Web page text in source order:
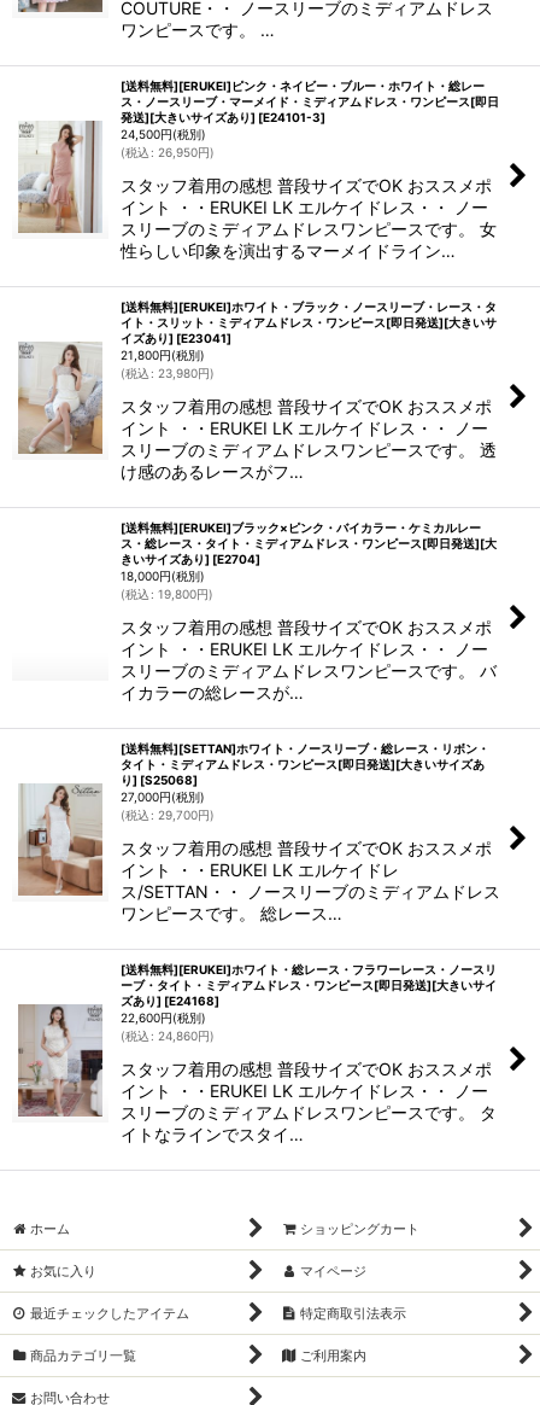
COUTURE・・ ノースリーブのミディアムドレス
ワンピースです。 …
[送料無料][ERUKEI]ピンク・ネイビー・ブルー・ホワイト・総レー
ス・ノースリーブ・マーメイド・ミディアムドレス・ワンピース[即日
発送][大きいサイズあり] [E24101-3]
24,500円(税別)
(税込 : 26,950円)
スタッフ着用の感想 普段サイズでOK おススメポ
イント ・・ERUKEI LK エルケイドレス・・ ノー
スリーブのミディアムドレスワンピースです。 女
性らしい印象を演出するマーメイドライン…
[送料無料][ERUKEI]ホワイト・ブラック・ノースリーブ・レース・タ
イト・スリット・ミディアムドレス・ワンピース[即日発送][大きいサ
イズあり] [E23041]
21,800円(税別)
(税込 : 23,980円)
スタッフ着用の感想 普段サイズでOK おススメポ
イント ・・ERUKEI LK エルケイドレス・・ ノー
スリーブのミディアムドレスワンピースです。 透
け感のあるレースがフ…
[送料無料][ERUKEI]ブラック×ピンク・バイカラー・ケミカルレー
ス・総レース・タイト・ミディアムドレス・ワンピース[即日発送][大
きいサイズあり] [E2704]
18,000円(税別)
(税込 : 19,800円)
スタッフ着用の感想 普段サイズでOK おススメポ
イント ・・ERUKEI LK エルケイドレス・・ ノー
スリーブのミディアムドレスワンピースです。 バ
イカラーの総レースが…
[送料無料][SETTAN]ホワイト・ノースリーブ・総レース・リボン・
タイト・ミディアムドレス・ワンピース[即日発送][大きいサイズあ
り] [S25068]
27,000円(税別)
(税込 : 29,700円)
スタッフ着用の感想 普段サイズでOK おススメポ
イント ・・ERUKEI LK エルケイドレ
ス/SETTAN・・ ノースリーブのミディアムドレス
ワンピースです。 総レース…
[送料無料][ERUKEI]ホワイト・総レース・フラワーレース・ノースリ
ーブ・タイト・ミディアムドレス・ワンピース[即日発送][大きいサイ
ズあり] [E24168]
22,600円(税別)
(税込 : 24,860円)
スタッフ着用の感想 普段サイズでOK おススメポ
イント ・・ERUKEI LK エルケイドレス・・ ノー
スリーブのミディアムドレスワンピースです。 タ
イトなラインでスタイ…
ホーム ショッピングカート
お気に入り マイページ
最近チェックしたアイテム 特定商取引法表示
商品カテゴリ一覧 ご利用案内
お問い合わせ